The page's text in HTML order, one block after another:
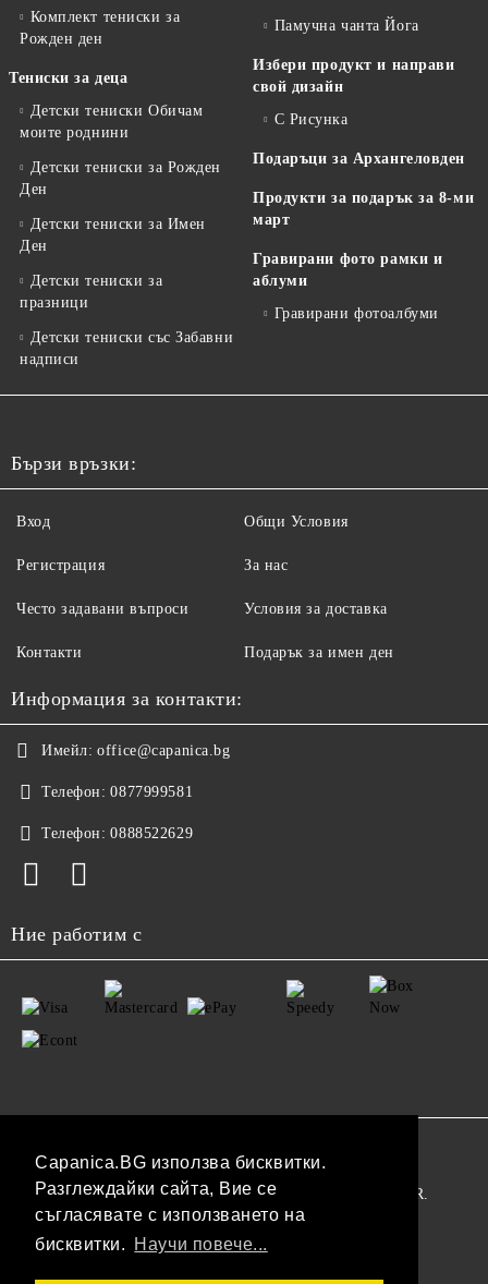
Capanica.BG използва бисквитки.
Разглеждайки сайта, Вие се
съгласявате с използването на
бисквитки.
Научи повече...
Комплект тениски за
Рожден ден
Тениски за деца
Детски тениски Обичам
моите роднини
Детски тениски за Рожден
Ден
Детски тениски за Имен
Ден
Детски тениски за
празници
Детски тениски със Забавни
надписи
Памучна чанта Йога
Избери продукт и направи
свой дизайн
С Рисунка
Подаръци за Архангеловден
Продукти за подарък за 8-ми
март
Гравирани фото рамки и
аблуми
Гравирани фотоалбуми
Бързи връзки:
Вход
Регистрация
Често задавани въпроси
Контакти
Общи Условия
За нас
Условия за доставка
Подарък за имен ден
Информация за контакти:
Имейл: office@capanica.bg
Телефон: 0877999581
Телефон: 0888522629
Ние работим с
Нашият онлайн магазин е 100% съобразен с GDPR.